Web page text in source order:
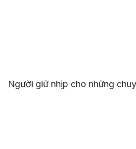
Người giữ nhịp cho những